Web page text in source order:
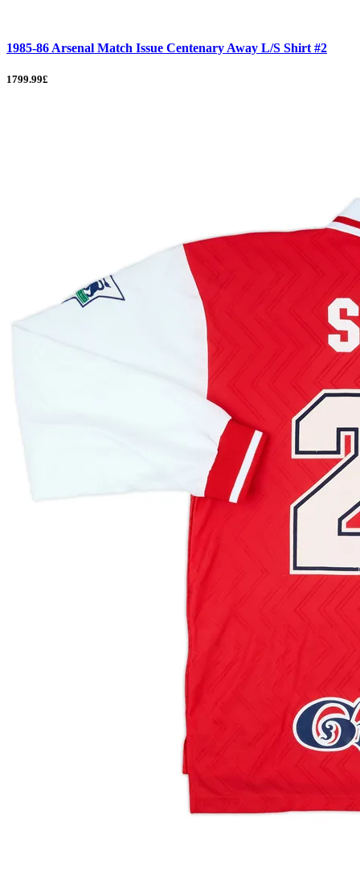
1985-86 Arsenal Match Issue Centenary Away L/S Shirt #2
1799.99£